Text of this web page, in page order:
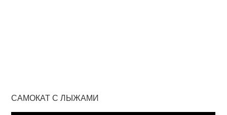
САМОКАТ С ЛЫЖАМИ